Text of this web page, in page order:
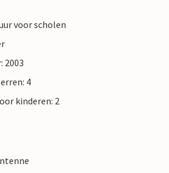
voor scholen
2003
4
kinderen: 2